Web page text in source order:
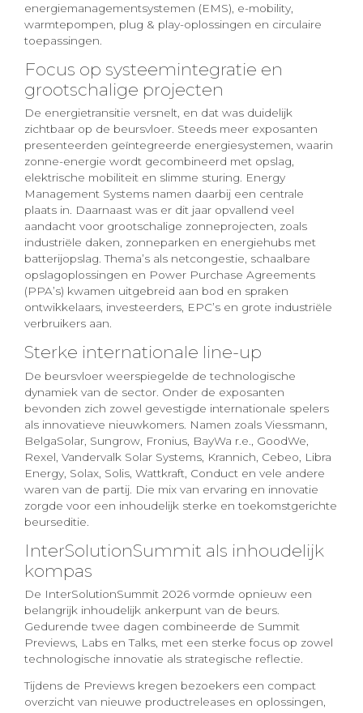
energiemanagementsystemen (EMS), e-mobility,
warmtepompen, plug & play-oplossingen en circulaire
toepassingen.
Focus op systeemintegratie en
grootschalige projecten
De energietransitie versnelt, en dat was duidelijk
zichtbaar op de beursvloer. Steeds meer exposanten
presenteerden geïntegreerde energiesystemen, waarin
zonne-energie wordt gecombineerd met opslag,
elektrische mobiliteit en slimme sturing. Energy
Management Systems namen daarbij een centrale
plaats in. Daarnaast was er dit jaar opvallend veel
aandacht voor grootschalige zonneprojecten, zoals
industriële daken, zonneparken en energiehubs met
batterijopslag. Thema’s als netcongestie, schaalbare
opslagoplossingen en Power Purchase Agreements
(PPA’s) kwamen uitgebreid aan bod en spraken
ontwikkelaars, investeerders, EPC’s en grote industriële
verbruikers aan.
Sterke internationale line-up
De beursvloer weerspiegelde de technologische
dynamiek van de sector. Onder de exposanten
bevonden zich zowel gevestigde internationale spelers
als innovatieve nieuwkomers. Namen zoals Viessmann,
BelgaSolar, Sungrow, Fronius, BayWa r.e., GoodWe,
Rexel, Vandervalk Solar Systems, Krannich, Cebeo, Libra
Energy, Solax, Solis, Wattkraft, Conduct en vele andere
waren van de partij. Die mix van ervaring en innovatie
zorgde voor een inhoudelijk sterke en toekomstgerichte
beurseditie.
InterSolutionSummit als inhoudelijk
kompas
De InterSolutionSummit 2026 vormde opnieuw een
belangrijk inhoudelijk ankerpunt van de beurs.
Gedurende twee dagen combineerde de Summit
Previews, Labs en Talks, met een sterke focus op zowel
technologische innovatie als strategische reflectie.
Tijdens de Previews kregen bezoekers een compact
overzicht van nieuwe productreleases en oplossingen,